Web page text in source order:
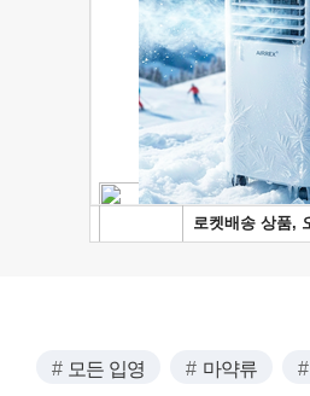
모든 입영 마약류